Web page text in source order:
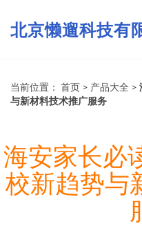
北京懒遛科技有
当前位置： 首页 > 产品大全 >
与新材料技术推广服务
海安家长必
校新趋势与